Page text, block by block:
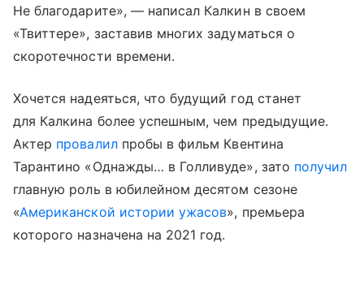
Не благодарите», — написал Калкин в своем
«Твиттере», заставив многих задуматься о
скоротечности времени.
Хочется надеяться, что будущий год станет
для Калкина более успешным, чем предыдущие.
Актер провалилпробы в фильм Квентина
Тарантино «Однажды… в Голливуде», зато получил
главную роль в юбилейном десятом сезоне
«Американской истории ужасов», премьера
которого назначена на 2021 год.